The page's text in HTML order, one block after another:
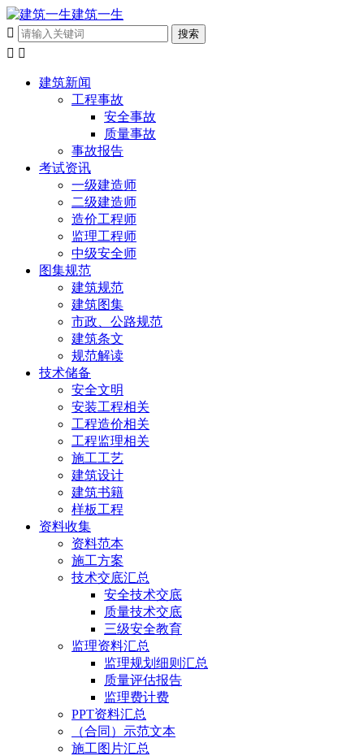
建筑一生

 
建筑新闻
工程事故
安全事故
质量事故
事故报告
考试资讯
一级建造师
二级建造师
造价工程师
监理工程师
中级安全师
图集规范
建筑规范
建筑图集
市政、公路规范
建筑条文
规范解读
技术储备
安全文明
安装工程相关
工程造价相关
工程监理相关
施工工艺
建筑设计
建筑书籍
样板工程
资料收集
资料范本
施工方案
技术交底汇总
安全技术交底
质量技术交底
三级安全教育
监理资料汇总
监理规划细则汇总
质量评估报告
监理费计费
PPT资料汇总
（合同）示范文本
施工图片汇总